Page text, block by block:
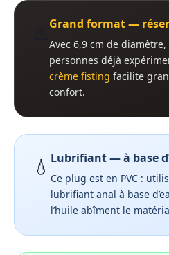
Grand format —
Avec 6,9 cm de
personnes déjà
crème fisting facilite
confort.
💧 Lubrifiant — à base
Ce plug est en PVC :
lubrifiant anal à base
l’huile abîment le